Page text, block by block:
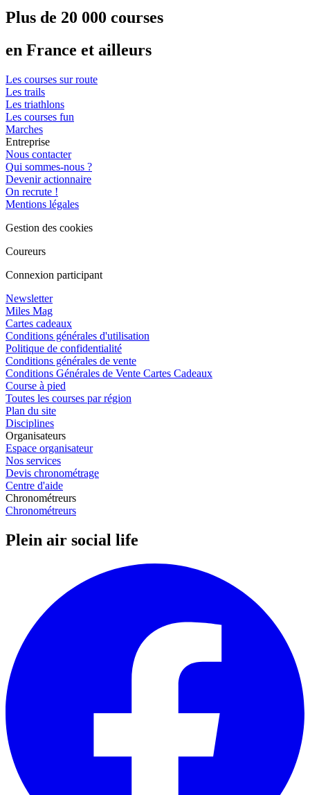
Plus de 20 000 courses
en France et ailleurs
Les courses sur route
Les trails
Les triathlons
Les courses fun
Marches
Entreprise
Nous contacter
Qui sommes-nous ?
Devenir actionnaire
On recrute !
Mentions légales
Gestion des cookies
Coureurs
Connexion participant
Newsletter
Miles Mag
Cartes cadeaux
Conditions générales d'utilisation
Politique de confidentialité
Conditions générales de vente
Conditions Générales de Vente Cartes Cadeaux
Course à pied
Toutes les courses par région
Plan du site
Disciplines
Organisateurs
Espace organisateur
Nos services
Devis chronométrage
Centre d'aide
Chronométreurs
Chronométreurs
Plein air social life